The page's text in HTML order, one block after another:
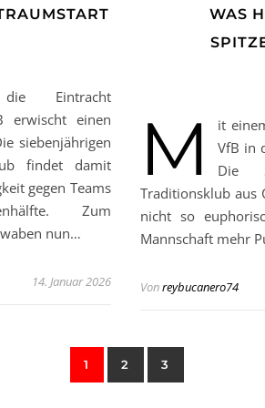
Eintracht
erwischt einen
siebenjährigen
findet damit
gegen Teams
Zum
nun…
14. Januar 2026
WAS
M
it
VfB in
Die
Traditionsklub aus
nicht so
Mannschaft mehr
Vonreybucanero74
1 2 3